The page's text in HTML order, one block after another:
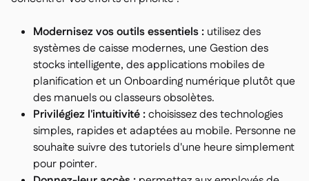
Modernisez vos outils essentiels : utilisez des
systèmes de caisse modernes, une Gestion des
stocks intelligente, des applications mobiles de
planification et un Onboarding numérique plutôt que
des manuels ou classeurs obsolètes.
Privilégiez l'intuitivité :choisissez des technologies
simples, rapides et adaptées au mobile. Personne ne
souhaite suivre des tutoriels d'une heure simplement
pour pointer.